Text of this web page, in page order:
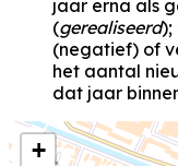
jaar erna als
(gerealiseerd);
(negatief) of
het aantal
dat jaar
+